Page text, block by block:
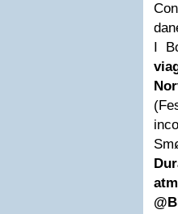
I